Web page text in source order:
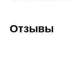
Отзывы